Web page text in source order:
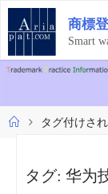
コ
テ
ン
ツ
ス
キ
商標
Smart
ホ
タグ付けさ
タグ:华为